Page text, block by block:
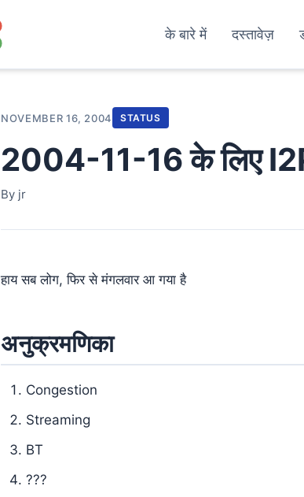
के बारे में दस्तावेज़
NOVEMBER 16, 2004 STATUS
2004-11-16 के लिए
By jr
हाय सब लोग, फिर से मंगलवार आ गया है
अनुक्रमणिका
Congestion
Streaming
BT
???